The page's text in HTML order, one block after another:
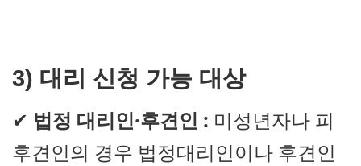
3) 대리 신청 가능 대상
✔ 법정 대리인·후견인 : 미성년자나 피
후견인의 경우 법정대리인이나 후견인